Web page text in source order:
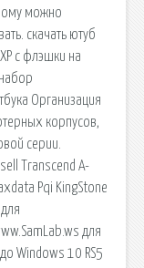
можно
скачать ютуб
с флэшки на
Организация
корпусов,
серии.
Transcend A-
Pqi KingStone
для
Windows 10 RS5